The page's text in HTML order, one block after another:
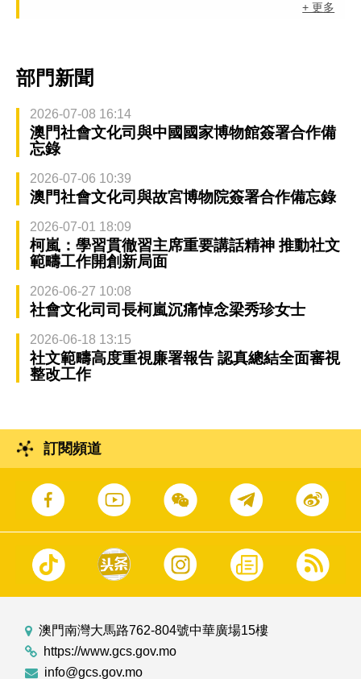
+ 更多
部門新聞
2026-07-08 16:14
澳門社會文化司與中國國家博物館簽署合作備
忘錄
2026-07-06 10:39
澳門社會文化司與故宮博物院簽署合作備忘錄
2026-07-01 18:09
柯嵐：學習貫徹習主席重要講話精神 推動社文
範疇工作開創新局面
2026-06-27 10:08
社會文化司司長柯嵐沉痛悼念梁秀珍女士
2026-06-18 13:15
社文範疇高度重視廉署報告 認真總結全面審視
整改工作
訂閱頻道
澳門南灣大馬路762-804號中華廣場15樓
https://www.gcs.gov.mo
info@gcs.gov.mo